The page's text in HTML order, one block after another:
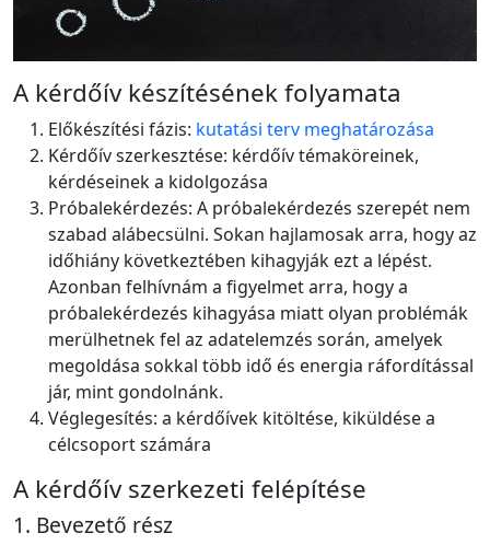
A kérdőív készítésének folyamata
Előkészítési fázis: kutatási terv meghatározása
Kérdőív szerkesztése: kérdőív témaköreinek,
kérdéseinek a kidolgozása
Próbalekérdezés: A próbalekérdezés szerepét nem
szabad alábecsülni. Sokan hajlamosak arra, hogy az
időhiány következtében kihagyják ezt a lépést.
Azonban felhívnám a figyelmet arra, hogy a
próbalekérdezés kihagyása miatt olyan problémák
merülhetnek fel az adatelemzés során, amelyek
megoldása sokkal több idő és energia ráfordítással
jár, mint gondolnánk.
Véglegesítés: a kérdőívek kitöltése, kiküldése a
célcsoport számára
A kérdőív szerkezeti felépítése
1. Bevezető rész